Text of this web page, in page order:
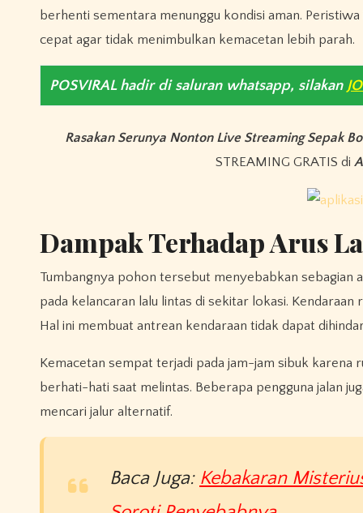
berhenti sementara menunggu kondisi aman.
cepat agar tidak menimbulkan kemacetan lebih parah.
POSVIRAL hadir di saluran whatsapp, silakan
Rasakan Serunya Nonton Live Streaming Sepak
STREAMING GRATIS di
Dampak Terhadap Arus
Tumbangnya pohon tersebut menyebabkan sebagian
pada kelancaran lalu lintas di sekitar lokasi.
Hal ini membuat antrean kendaraan tidak dapat
Kemacetan sempat terjadi pada jam-jam sibuk karena
berhati-hati saat melintas. Beberapa pengguna jalan
mencari jalur alternatif.
Baca Juga: Kebakaran